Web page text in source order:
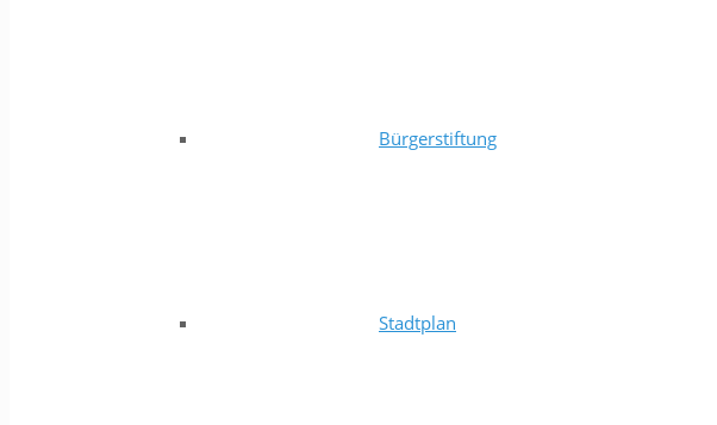
Bürgerstiftung
Stadtplan